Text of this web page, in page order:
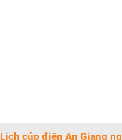
Lịch cúp điện An Giang